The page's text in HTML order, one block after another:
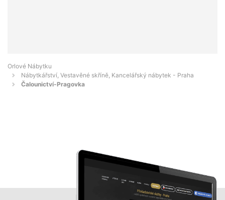
Orlové Nábytku
Nábytkářství, Vestavěné skříně, Kancelářský nábytek - Praha
Čalounictví-Pragovka